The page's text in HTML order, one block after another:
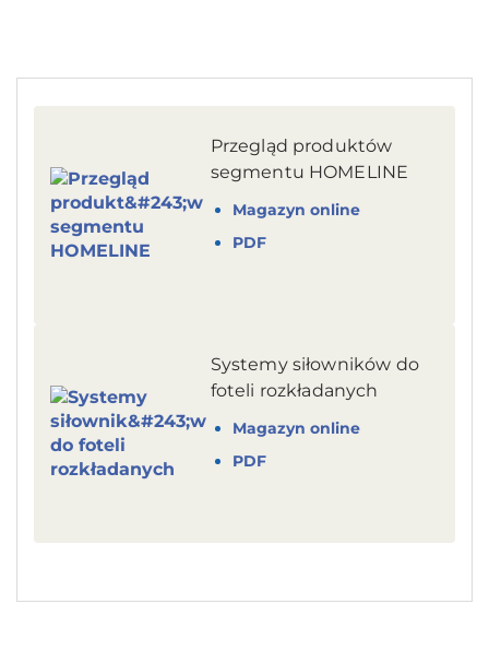
Przegląd produktów
segmentu HOMELINE
Magazyn online
PDF
Systemy siłowników do
foteli rozkładanych
Magazyn online
PDF